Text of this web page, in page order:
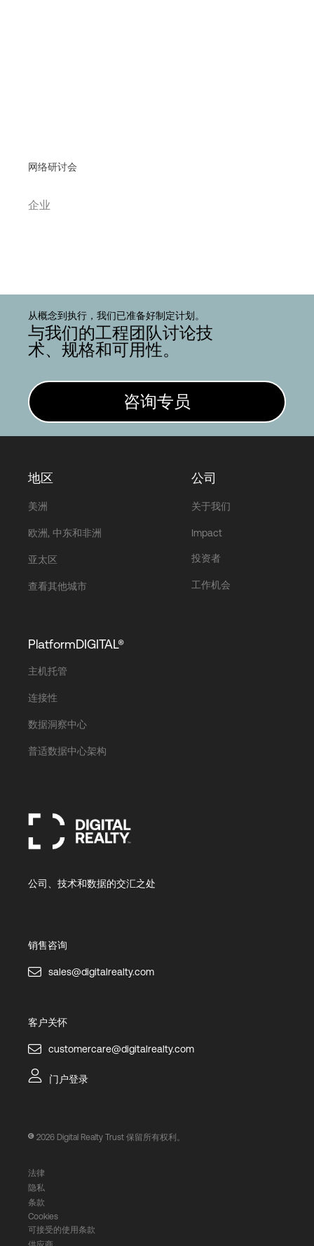
网络研讨会
企业
从概念到执行，我们已准备好制定计划。
与我们的工程团队讨论技
术、规格和可用性。
咨询专员
地区
美洲
欧洲, 中东和非洲
亚太区
查看其他城市
公司
关于我们
Impact
投资者
工作机会
PlatformDIGITAL®
主机托管
连接性
数据洞察中心
普适数据中心架构
公司、技术和数据的交汇之处
销售咨询
sales@digitalrealty.com
客户关怀
customercare@digitalrealty.com
门户登录
2026 Digital Realty Trust 保留所有权利。
法律
隐私
条款
Cookies
可接受的使用条款